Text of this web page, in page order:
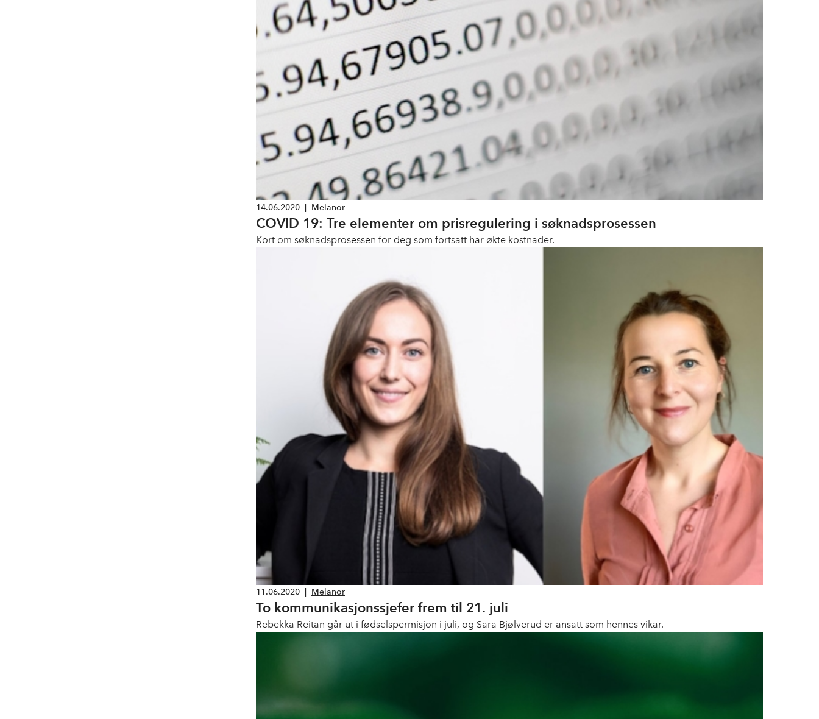
14.06.2020 Melanor
COVID 19: Tre elementer om prisregulering i søknadsprosessen
Kort om søknadsprosessen for deg som fortsatt har økte kostnader.
11.06.2020 Melanor
To kommunikasjonssjefer frem til 21. juli
Rebekka Reitan går ut i fødselspermisjon i juli, og Sara Bjølverud er ansatt som hennes vikar.